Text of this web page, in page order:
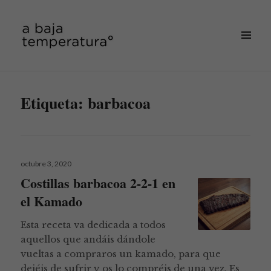
Etiqueta:barbacoa
Publicado
octubre 3, 2020
Costillas barbacoa 2-2-1 en
el Kamado
Esta receta va dedicada a todos
aquellos que andáis dándole
vueltas a compraros un kamado, para que
dejéis de sufrir y os lo compréis de una vez. Es